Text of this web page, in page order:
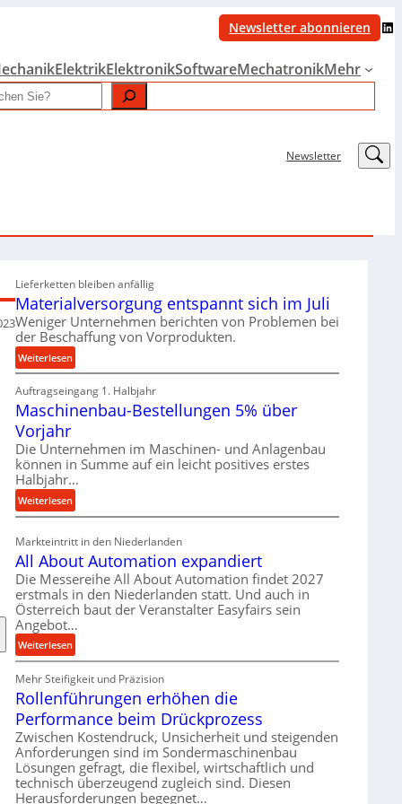
Newsletter abonnieren LinkedIn
ElektrikElektronikSoftwareMechatronikMehr
Newsletter LinkedIn
Lieferketten bleiben anfällig
Materialversorgung entspannt sich im Juli
Weniger Unternehmen berichten von Problemen bei
der Beschaffung von Vorprodukten.
Weiterlesen:
M
a
t
i
l
v
r
s
o
r
g
u
n
g
e
n
t
p
a
n
n
Auftragseingang 1. Halbjahr
Maschinenbau-Bestellungen 5% über
Vorjahr
Die Unternehmen im Maschinen- und Anlagenbau
können in Summe auf ein leicht positives erstes
Halbjahr…
Weiterlesen:
M
c
h
i
n
e
n
a
u
-
B
e
s
t
Markteintritt in den Niederlanden
All About Automation expandiert
Die Messereihe All About Automation findet 2027
erstmals in den Niederlanden statt. Und auch in
Österreich baut der Veranstalter Easyfairs sein
Angebot…
Weiterlesen:
A
l
l
b
o
u
t
A
Mehr Steifigkeit und Präzision
Rollenführungen erhöhen die
Performance beim Drückprozess
Zwischen Kostendruck, Unsicherheit und steigenden
Anforderungen sind im Sondermaschinenbau
Lösungen gefragt, die flexibel, wirtschaftlich und
technisch überzeugend zugleich sind. Diesen
Herausforderungen begegnet…